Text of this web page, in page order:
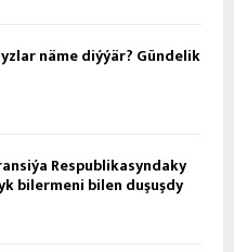
näme diýýär? Gündelik
Respublikasyndaky
bilermeni bilen duşuşdy